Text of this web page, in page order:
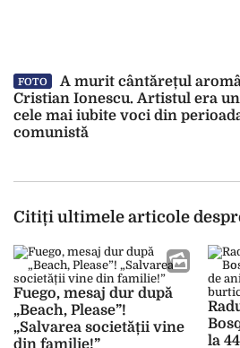
FOTO
A murit cântărețul
Cristian Ionescu. Artistul era
cele mai iubite voci din
comunistă
Citiți ultimele articole
Fuego, mesaj dur după
„Beach, Please”!
„Salvarea societății vine
din familie!”
la